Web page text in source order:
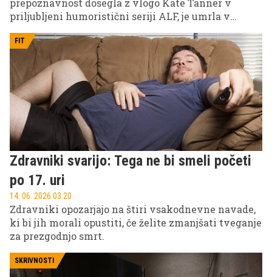
priljubljeni humoristični seriji ALF, je umrla v
FIT
Zdravniki svarijo: Tega ne bi smeli početi
po 17. uri
14. 06. 2026 03.20
Zdravniki opozarjajo na štiri vsakodnevne navade,
ki bi jih morali opustiti, če želite zmanjšati tveganje
za prezgodnjo smrt.
SKRIVNOSTI